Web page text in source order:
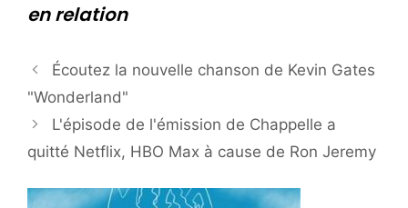
en relation
Écoutez la nouvelle chanson de Kevin Gates
"Wonderland"
L'épisode de l'émission de Chappelle a
quitté Netflix, HBO Max à cause de Ron Jeremy